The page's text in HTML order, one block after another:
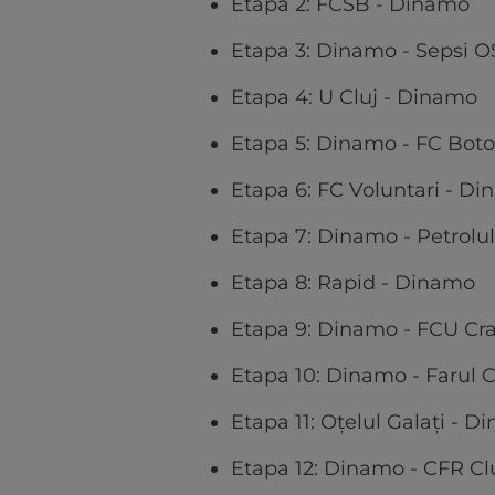
Etapa 2: FCSB - Dinamo
Etapa 3: Dinamo - Sepsi
Etapa 4: U Cluj - Dinamo
Etapa 5: Dinamo - FC
Etapa 6: FC Voluntari -
Etapa 7: Dinamo -
Etapa 8: Rapid - Dinamo
Etapa 9: Dinamo - FCU
Etapa 10: Dinamo - Farul
Etapa 11: Oțelul Galați -
Etapa 12: Dinamo - CFR